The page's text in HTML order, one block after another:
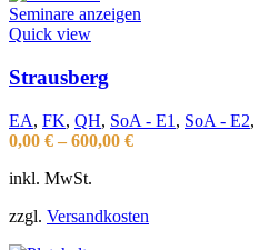
Seminare anzeigen
Quick view
Strausberg
EA, FK, QH, SoA - E1 , SoA - E2,
0,00 € – 600,00 €
inkl. MwSt.
zzgl. Versandkosten